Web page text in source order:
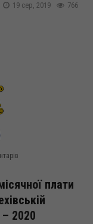
766
19 сер, 2019
плати
2020